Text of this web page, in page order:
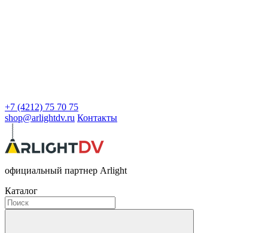
+7 (4212) 75 70 75
shop@arlightdv.ru Контакты
официальный партнер Arlight
Каталог